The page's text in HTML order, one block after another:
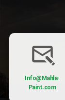
Info@Mahla-
Paint.com